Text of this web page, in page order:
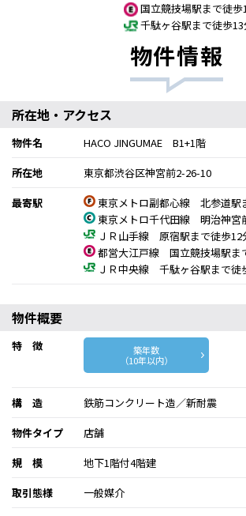
国立競技場駅まで徒歩
千駄ヶ谷駅まで徒歩
物件情報
所在地・アクセス
物件名
HACO JINGUMAE B1+1階
所在地
東京都渋谷区神宮前2-26-10
最寄駅
東京メトロ副都心線 北参道駅
東京メトロ千代田線 明治神宮
ＪＲ山手線 原宿駅まで徒歩12
都営大江戸線 国立競技場駅ま
ＪＲ中央線 千駄ヶ谷駅まで徒
物件概要
特 徴
築年数
（10年以内）
構 造
鉄筋コンクリート造／新耐震
物件タイプ
店舗
規 模
地下1階付4階建
取引態様
一般媒介